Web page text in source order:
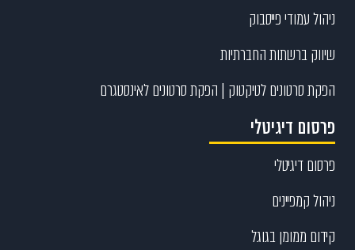
ניהול עמודי פייסבוק
שיווק ברשתות החברתיות
הפקת סרטונים לטיקטוק | הפקת סרטונים לאינסטגרם
פרסום דיגיטלי
פרסום דיגיטלי
ניהול קמפיינים
קידום ממומן בגוגל